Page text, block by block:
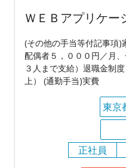
ＷＥＢアプリケー
(その他の手当等付記事項)
配偶者５，０００円／月
３人まで支給）退職金制
上） (通勤手当)実費
東京
正社員